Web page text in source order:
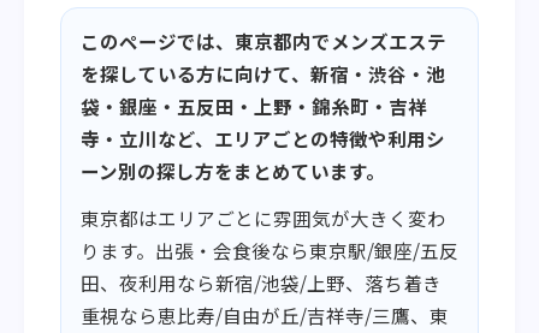
このページでは、東京都内でメンズエステ
を探している方に向けて、新宿・渋谷・池
袋・銀座・五反田・上野・錦糸町・吉祥
寺・立川など、エリアごとの特徴や利用シ
ーン別の探し方をまとめています。
東京都はエリアごとに雰囲気が大きく変わ
ります。出張・会食後なら東京駅/銀座/五反
田、夜利用なら新宿/池袋/上野、落ち着き
重視なら恵比寿/自由が丘/吉祥寺/三鷹、東